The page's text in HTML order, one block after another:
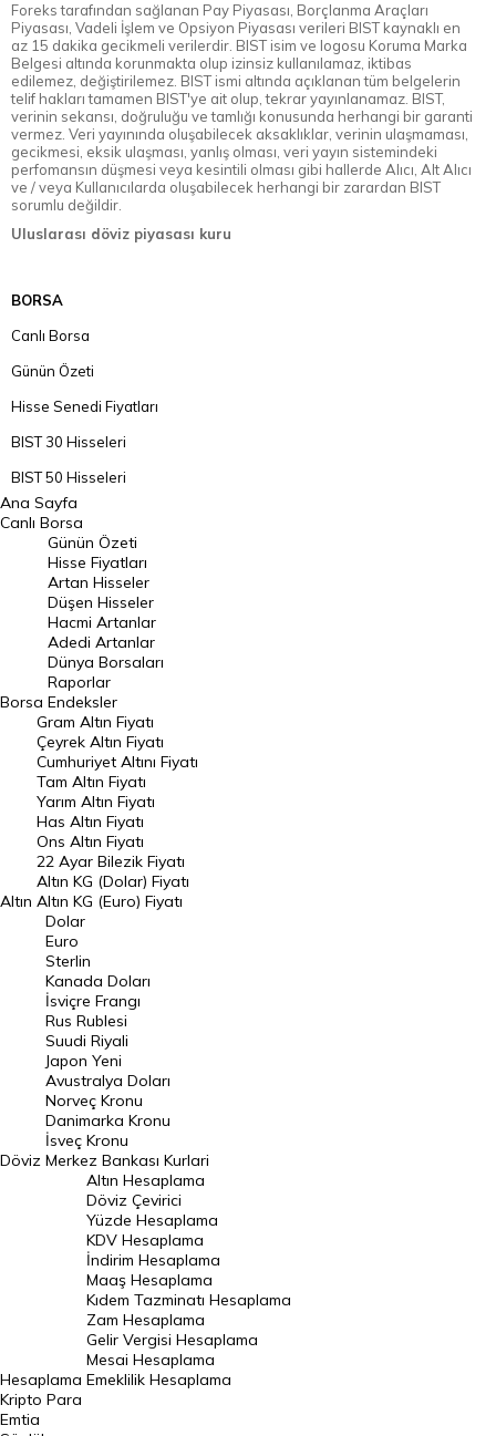
Foreks tarafından sağlanan Pay Piyasası, Borçlanma Araçları
Piyasası, Vadeli İşlem ve Opsiyon Piyasası verileri BIST kaynaklı en
az 15 dakika gecikmeli verilerdir. BIST isim ve logosu Koruma Marka
Belgesi altında korunmakta olup izinsiz kullanılamaz, iktibas
edilemez, değiştirilemez. BIST ismi altında açıklanan tüm belgelerin
telif hakları tamamen BIST'ye ait olup, tekrar yayınlanamaz. BIST,
verinin sekansı, doğruluğu ve tamlığı konusunda herhangi bir garanti
vermez. Veri yayınında oluşabilecek aksaklıklar, verinin ulaşmaması,
gecikmesi, eksik ulaşması, yanlış olması, veri yayın sistemindeki
perfomansın düşmesi veya kesintili olması gibi hallerde Alıcı, Alt Alıcı
ve / veya Kullanıcılarda oluşabilecek herhangi bir zarardan BIST
sorumlu değildir.
Uluslarası döviz piyasası kuru
BORSA
Canlı Borsa
Günün Özeti
Hisse Senedi Fiyatları
BIST 30 Hisseleri
BIST 50 Hisseleri
BIST 100 Hisseleri
En Çok Artan Hisseler
En Çok Düşen Hisseler
Hacmi Artanlar
Geçmiş Kapanışlar
Dünya Borsaları
Raporlar
Endeksler
DÖVİZ
Döviz Kuru
Dolar Kuru
Euro Kuru
Pound Kuru
Frank Kuru
Riyal Kuru
Avustralya Doları
Danimarka Kronu Kuru
Kanada Doları Kuru
Norveç Kronu Kuru
İsveç Kronu Kuru
Japon Yeni Kuru
Serbest Piyasa Döviz Kurları
Merkez Bankası Döviz Kurları
Altın Fiyatları
Gram Altın Fiyatı
Ana Sayfa
Canlı Borsa
Borsa
Günün Özeti
Hisse Fiyatları
Artan Hisseler
Düşen Hisseler
Hacmi Artanlar
Adedi Artanlar
Dünya Borsaları
Raporlar
Endeksler
Altın
Gram Altın Fiyatı
Çeyrek Altın Fiyatı
Cumhuriyet Altını Fiyatı
Tam Altın Fiyatı
Yarım Altın Fiyatı
Has Altın Fiyatı
Ons Altın Fiyatı
22 Ayar Bilezik Fiyatı
Altın KG (Dolar) Fiyatı
Altın KG (Euro) Fiyatı
Döviz
Dolar
Euro
Sterlin
Kanada Doları
İsviçre Frangı
Rus Rublesi
Suudi Riyali
Japon Yeni
Avustralya Doları
Norveç Kronu
Danimarka Kronu
İsveç Kronu
Merkez Bankası Kurlari
Hesaplama
Altın Hesaplama
Döviz Çevirici
Yüzde Hesaplama
KDV Hesaplama
İndirim Hesaplama
Maaş Hesaplama
Kıdem Tazminatı Hesaplama
Zam Hesaplama
Gelir Vergisi Hesaplama
Mesai Hesaplama
Emeklilik Hesaplama
Kripto Para
Emtia